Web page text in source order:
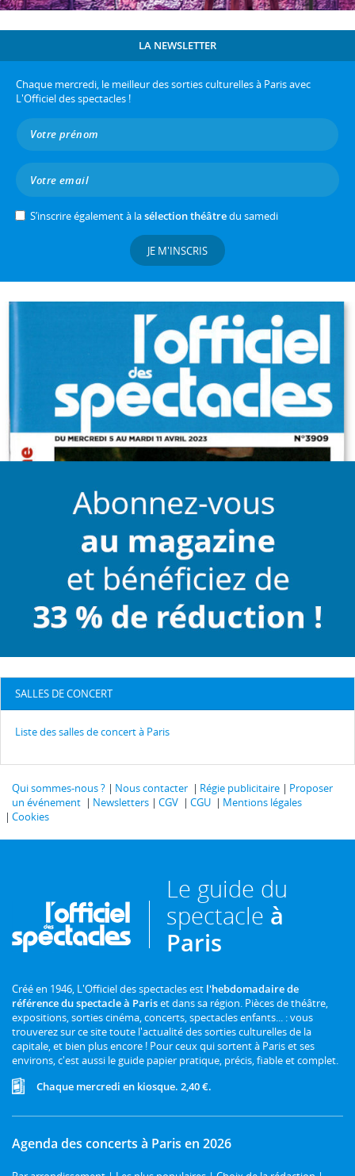
LA NEWSLETTER
Chaque mercredi, le meilleur des sorties culturelles à Paris avec
L'Officiel des spectacles !
S’inscrire également à lasélection théâtredu samedi
JE M'INSCRIS
SALLES DE CONCERT
Liste des salles de concert à Paris
Qui sommes-nous ? Nous contacter Régie publicitaire
Proposer
un événement
Newsletters CGV CGU
Mentions légales
Cookies
Le guide du
spectacle à
Paris
Créé en 1946, L'Officiel des spectacles est l'hebdomadaire de
référence du spectacle à Pariset dans sa région. Pièces de théâtre,
expositions, sorties cinéma, concerts, spectacles enfants... : vous
trouverez sur ce site toute l'actualité des sorties culturelles de la
capitale, et bien plus encore ! Pour ceux qui sortent à Paris et ses
environs, c'est aussi le guide papier pratique, précis, fiable et complet.
Chaque mercredi en kiosque. 2,40 €.
Agenda des concerts à Paris en 2026